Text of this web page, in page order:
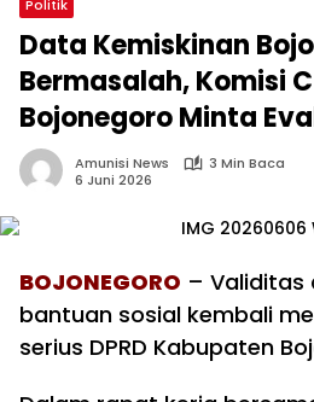
Politik
Data Kemiskinan
Bermasalah, Komisi C
Bojonegoro Minta
Amunisi News
3 Min Baca
6 Juni 2026
BOJONEGORO – Validitas
bantuan sosial kembali
serius DPRD Kabupaten